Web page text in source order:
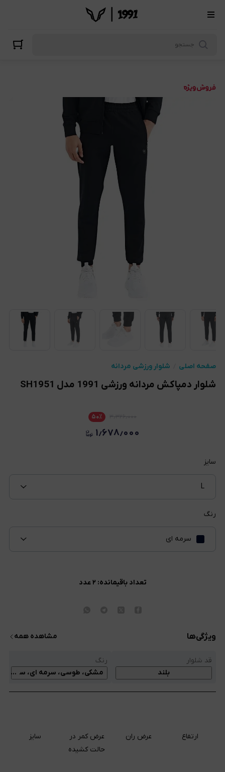
صفحه اصلی شلوار ورزشی مردانه
شلوار دمپاکش مردانه ورزشی 1991 مدل SH1951
۵۰٪
۱٫۶۷۸٫۰۰۰
سایز
L
رنگ
سرمه ای
تعداد باقیمانده: ۲عدد
ویژگی‌ها مشاهده همه
قد شلوار
بلند
رنگ
مشکی، طوسی، سرمه ای، سبز
ارتفاع عرض ران
عرض کمر در
حالت کشیده
سایز